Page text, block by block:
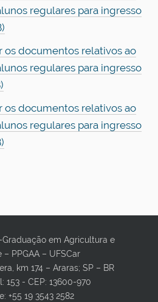
regulares para ingresso
os documentos relativos ao
regulares para ingresso
os documentos relativos ao
regulares para ingresso
em Agricultura e
– PPGAA – UFSCar
km 174 – Araras; SP – BR
153 - CEP: 13600-970
+55 19 3543 2582